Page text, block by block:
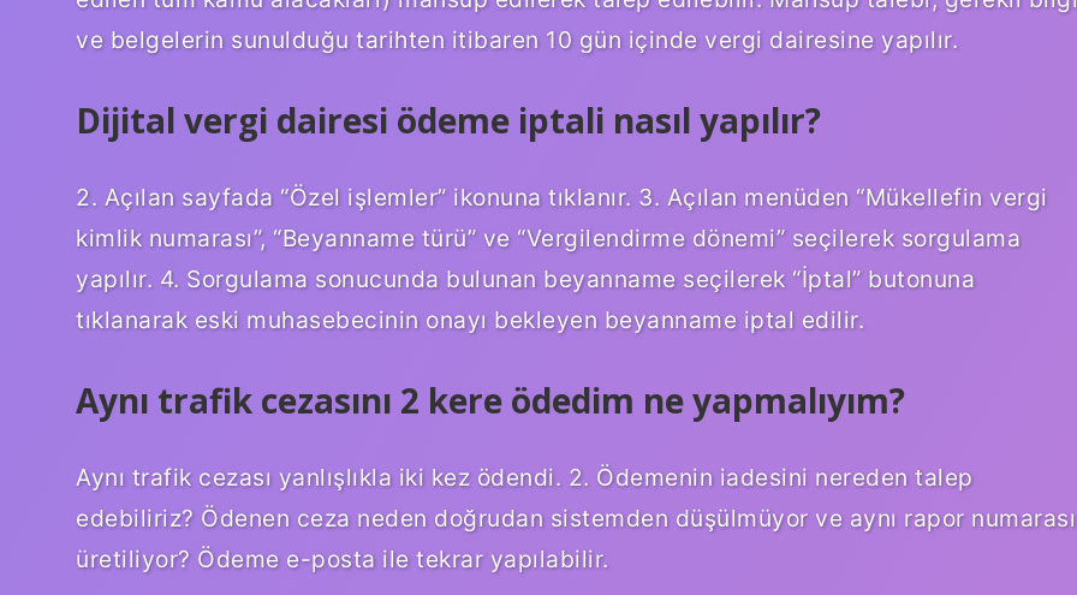
ve belgelerin sunulduğu tarihten itibaren 10 gün içinde vergi dairesine yapılır.
Dijital vergi dairesi ödeme iptali nasıl yapılır?
2. Açılan sayfada “Özel işlemler” ikonuna tıklanır. 3. Açılan menüden “Mükellefin vergi
kimlik numarası”, “Beyanname türü” ve “Vergilendirme dönemi” seçilerek sorgulama
yapılır. 4. Sorgulama sonucunda bulunan beyanname seçilerek “İptal” butonuna
tıklanarak eski muhasebecinin onayı bekleyen beyanname iptal edilir.
Aynı trafik cezasını 2 kere ödedim ne yapmalıyım?
Aynı trafik cezası yanlışlıkla iki kez ödendi. 2. Ödemenin iadesini nereden talep
edebiliriz? Ödenen ceza neden doğrudan sistemden düşülmüyor ve aynı rapor numarası
üretiliyor? Ödeme e-posta ile tekrar yapılabilir.